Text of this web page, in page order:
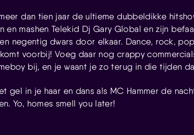
dan tien jaar de ultieme dubbeldikke
en mashen Telekid Dj Gary Global en zijn
negentig dwars door elkaar. Dance, rock,
voorbij! Voeg daar nog crappy
bij, en je waant je zo terug in die tijden
gel in je haar en dans als MC Hammer de
Yo, homes smell you later!